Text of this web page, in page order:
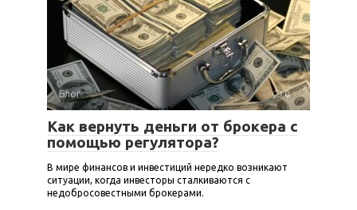
Блог 0
Как вернуть деньги от брокера с
помощью регулятора?
В мире финансов и инвестиций нередко возникают
ситуации, когда инвесторы сталкиваются с
недобросовестными брокерами.